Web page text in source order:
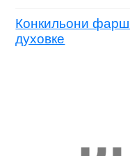
Конкильони
духовке